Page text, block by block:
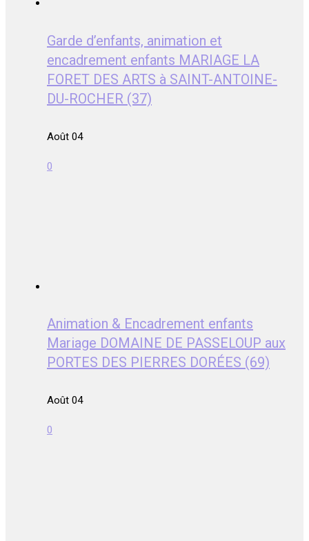
Garde d’enfants, animation et
encadrement enfants MARIAGE LA
FORET DES ARTS à SAINT-ANTOINE-
DU-ROCHER (37)
Août 04
0
Animation & Encadrement enfants
Mariage DOMAINE DE PASSELOUP aux
PORTES DES PIERRES DORÉES (69)
Août 04
0